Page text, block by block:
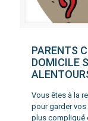
PARENTS
DOMICILE
Vous êtes à la
pour garder vos
plus compliqué